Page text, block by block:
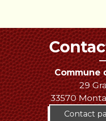
Commune
29
33570
Contact